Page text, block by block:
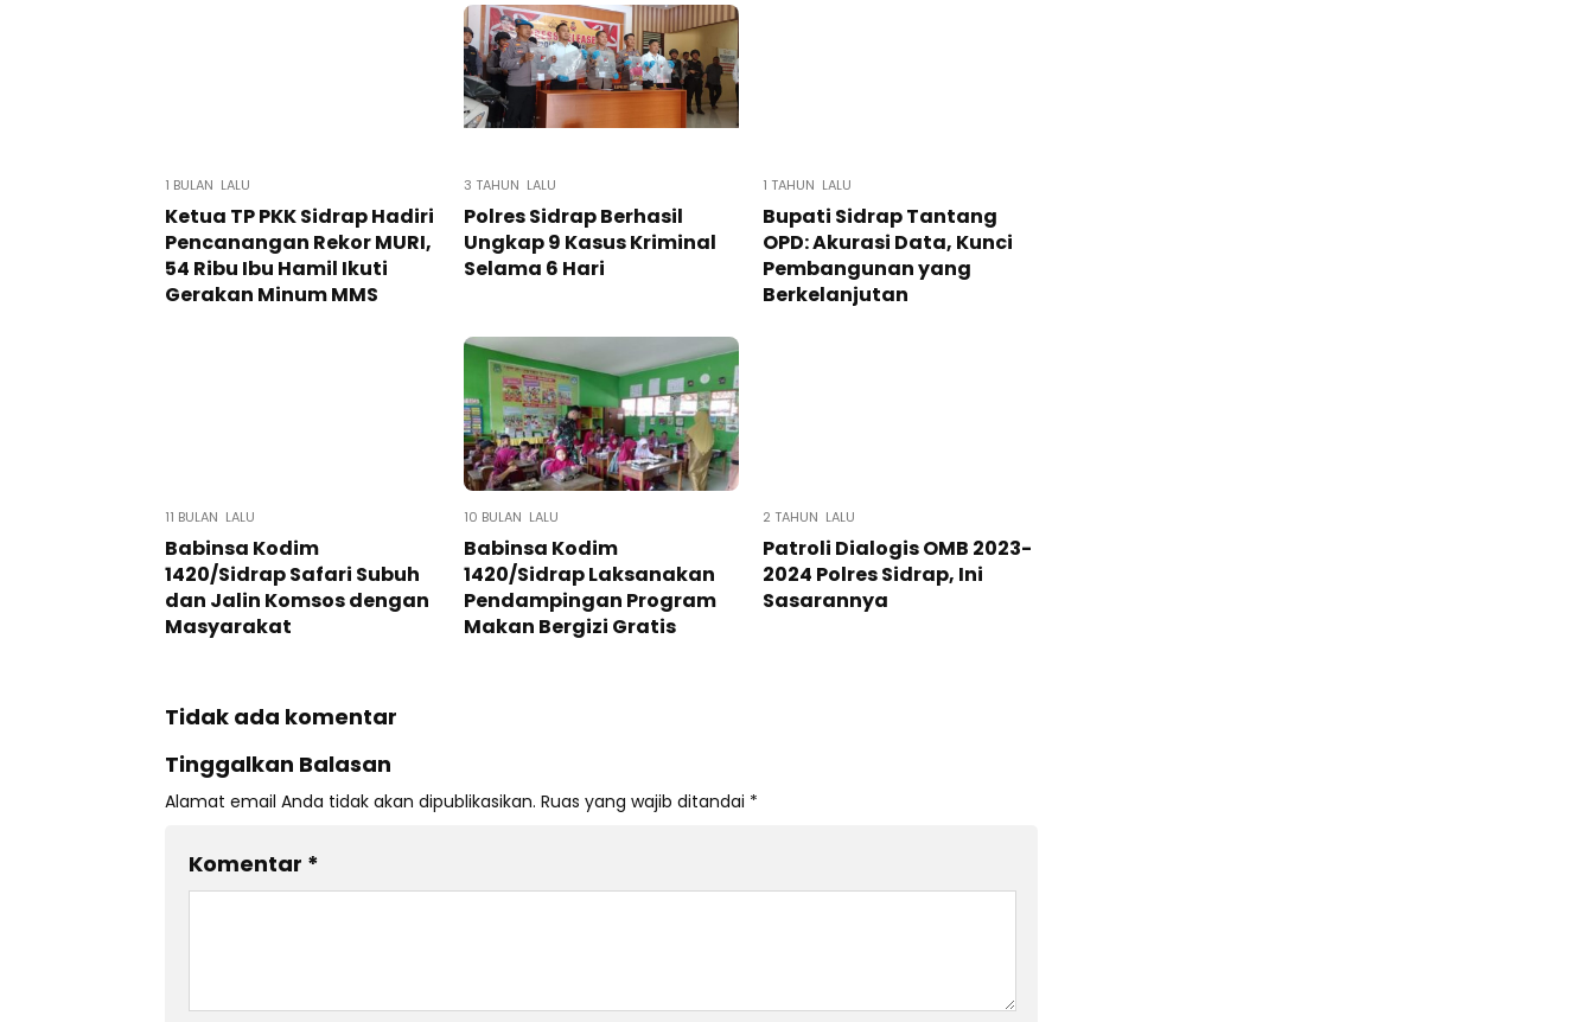
1 BULAN LALU
Ketua TP PKK Sidrap Hadiri
Pencanangan Rekor MURI,
54 Ribu Ibu Hamil Ikuti
Gerakan Minum MMS
3 TAHUN LALU
Polres Sidrap Berhasil
Ungkap 9 Kasus Kriminal
Selama 6 Hari
1 TAHUN LALU
Bupati Sidrap Tantang
OPD: Akurasi Data, Kunci
Pembangunan yang
Berkelanjutan
11 BULAN LALU
Babinsa Kodim
1420/Sidrap Safari Subuh
dan Jalin Komsos dengan
Masyarakat
10 BULAN LALU
Babinsa Kodim
1420/Sidrap Laksanakan
Pendampingan Program
Makan Bergizi Gratis
2 TAHUN LALU
Patroli Dialogis OMB 2023-
2024 Polres Sidrap, Ini
Sasarannya
Tidak ada komentar
Tinggalkan Balasan
Alamat email Anda tidak akan dipublikasikan. Ruas yang wajib ditandai *
Komentar *